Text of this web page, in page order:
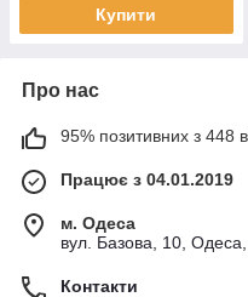
Купити
Про нас
95% позитивних з 448
Працює з 04.01.2019
м. Одеса
вул. Базова, 10, Одеса,
Контакти